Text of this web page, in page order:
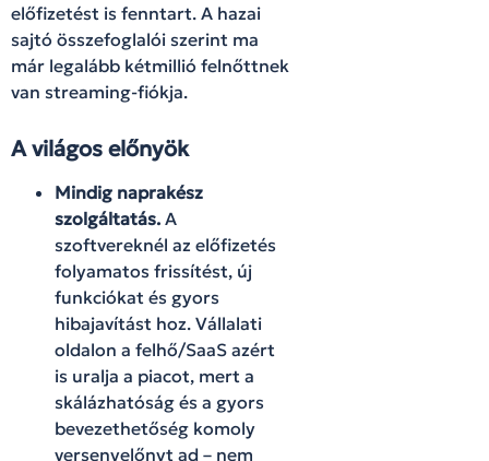
előfizetést is fenntart. A hazai
sajtó összefoglalói szerint ma
már legalább kétmillió felnőttnek
van streaming-fiókja.
A világos előnyök
Mindig naprakész
szolgáltatás. A
szoftvereknél az előfizetés
folyamatos frissítést, új
funkciókat és gyors
hibajavítást hoz. Vállalati
oldalon a felhő/SaaS azért
is uralja a piacot, mert a
skálázhatóság és a gyors
bevezethetőség komoly
versenyelőnyt ad – nem